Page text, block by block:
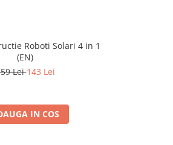
Roboti Solari 4 in 1
(EN)
Lei143 Lei
IN COS